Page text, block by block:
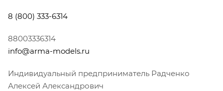
8 (800) 333-6314
88003336314
info@arma-models.ru
Индивидуальный предприниматель Радченко
Алексей Александрович